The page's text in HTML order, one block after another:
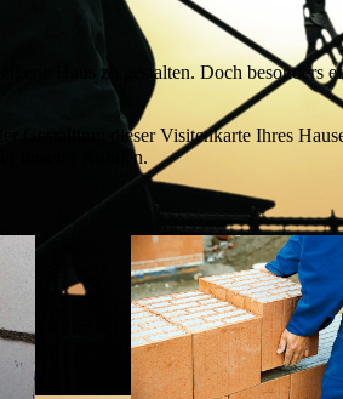
Haus zu gestalten. Doch besonders
Gestaltung dieser Visitenkarte Ihres
unserer Kunden.